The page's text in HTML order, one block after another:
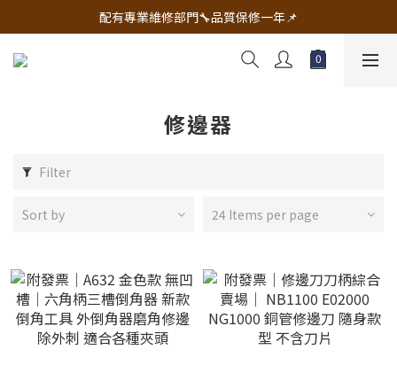
🔧電動工具&五金唯一首選 宇慶五金網拍🔧
配有專業維修部門🔧品質保修一年📌
🔧電動工具&五金唯一首選 宇慶五金網拍🔧
修邊器
Filter
Sort by 24 Items per page